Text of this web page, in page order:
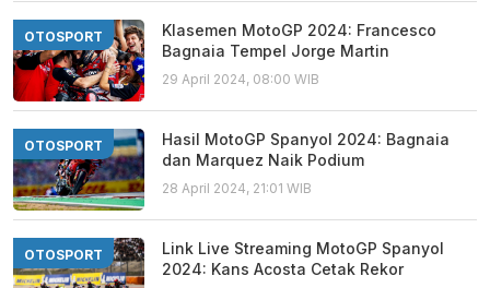
OTOSPORT
Klasemen MotoGP 2024: Francesco
Bagnaia Tempel Jorge Martin
29 April 2024, 08:00 WIB
OTOSPORT
Hasil MotoGP Spanyol 2024: Bagnaia
dan Marquez Naik Podium
28 April 2024, 21:01 WIB
OTOSPORT
Link Live Streaming MotoGP Spanyol
2024: Kans Acosta Cetak Rekor